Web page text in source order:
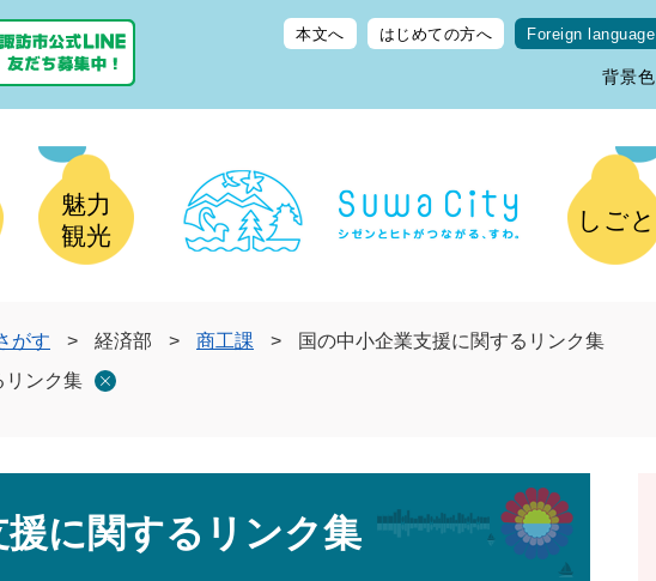
本文へ はじめての方へ Foreign language
背景色
魅力
観光
しごと
がす > 経済部 > 商工課 >
国の中小企業支援に関するリンク集
リンク集
援に関するリンク集